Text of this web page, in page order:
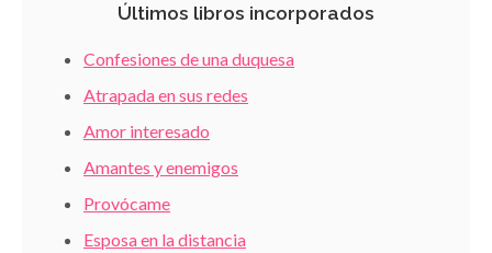
Últimos libros incorporados
Confesiones de una duquesa
Atrapada en sus redes
Amor interesado
Amantes y enemigos
Provócame
Esposa en la distancia